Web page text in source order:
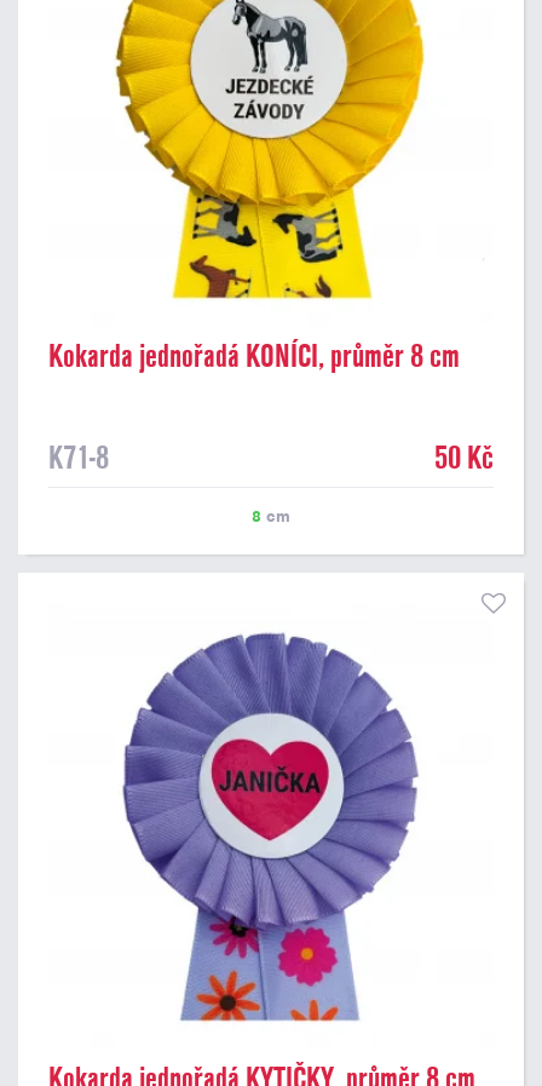
Kokarda jednořadá KONÍCI, průměr 8 cm
K71-8 50 Kč
8 cm